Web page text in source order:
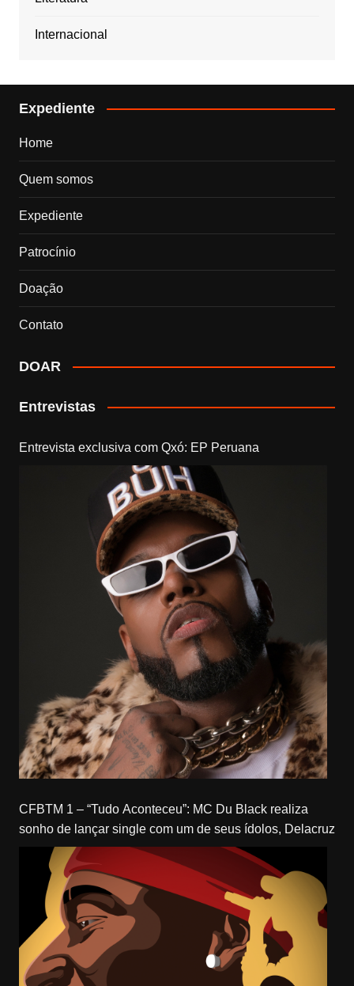
Internacional
Expediente
Home
Quem somos
Expediente
Patrocínio
Doação
Contato
DOAR
Entrevistas
Entrevista exclusiva com Qxó: EP Peruana
CFBTM 1 – “Tudo Aconteceu”: MC Du Black realiza
sonho de lançar single com um de seus ídolos, Delacruz